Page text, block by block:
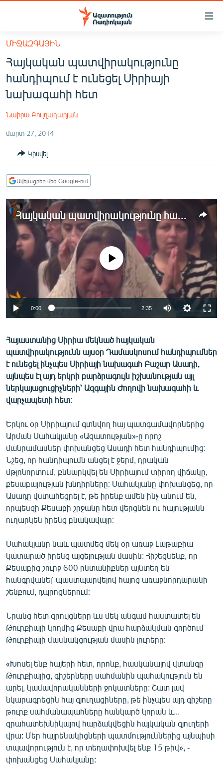
Մատչելիության
հիմնական
բովանդակությանը
Անցնել
հիմնական
մենյուին
ՀԱՅԱՍՏԱՆ
ՔԱՂԱՔԱԿԱՆ
ՏՆՏԵՍՈՒԹՅՈՒՆ
ՂԱՐԱԲԱՂ
ՏԱՐԱԾԱՇՐՋԱՆ
ՄԻՋԱԶԳԱՅԻՆ
ՄՇԱԿՈՒՅԹ
ՄԵԿՆԱԲԱՆՈՒԹՅՈՒՆ
ՏՏ ԵՒ ԻՆՏԵՐՆԵՏ
ԱՐԽԻՎ
ՏԵՍԱՆՅՈՒԹԵՐ
ԲԱՆԱՎԵՃ
ՁԳՏԵԼՈՎ ԼԱՎԱԳՈՒՅՆԻՆ
Հայերեն
English
Русский
ՀԵՏԵՎԵՔ ՄԵԶ
«Ազատության» բոլոր կայքերը
ՄԻՋԱԶԳԱՅԻՆ
Հայկական պատվիրակությունը
հանդիպում է ունեցել Սիրիայի
նախագահի հետ
Նաիրա Բուլղադարյան
մարտ 27, 2014
Կիսվել
Ավելացրեք մեզ Google-ում
Հայկական պատվիրակությունը հանդիպում է ունեցել Սիրիայի նախագահի հետ
No media source currently available
0:00 2:35
Հայաստանից Սիրիա մեկնած հայկական
պատվիրակությունն այսօր Դամասկոսում հանդիպումներ
է ունեցել ինչպես Սիրիայի նախագահ Բաշար Ասադի,
այնպես էլ այդ երկրի բարձրագույն իշխանության այլ
ներկայացուցիչների՝ Ազգային Ժողովի նախագահի և
վարչապետի հետ։
Երկու օր Սիրիայում գտնվող հայ պատգամավորներից
Արման Սահակյանը «Ազատության»-ը որոշ
մանրամասներ փոխանցեց Ասադի հետ հանդիպումից։
Նշեց, որ հանդիպումն անցել է ջերմ, դրական
մթլոնորտում, քննարկվել են Սիրիայում տիրող վիճակը,
քեսաբայության խնդիրները։ Սահակյանը փոխանցեց, որ
Ասադը վստահեցրել է, թե իրենք ամեն ինչ անում են,
որպեսզի Քեսաբի շրջանը հետ վերցնեն ու հայությանն
ուղարկեն իրենց բնակավայր։
Սահակյանը նաև պատմեց մեկ օր առաջ Լաթաքիա
կատարած իրենց այցելության մասին: Հիշեցնենք, որ
Քեսաբից շուրջ 600 ընտանիքներ այնտեղ են
հանգրվանել՝ պաստպարվելով հայոց առաջնորդարանի
շենքում, դպրոցներում։
Նրանց հետ զրույցները ևս մեկ անգամ հաստատել են
Թուրքիայի կողմից Քեսաբի վրա հարձակման գործում
Թուրքիայի մասնակցության մասին լուրերը։
«Խոսել ենք հայերի հետ, որոնք, հասկանալով վտանգը
Թուրքիայից, գիշերները սահմանին պահակություն են
արել, կամավորականների ջոկատները: Շատ լավ
նկարագրեցին հայ գյուղացիները, թե ինչպես այդ գիշերը
թուրք սահմանապահները հանկարծ կորան և...
զրահատեխնիկայով հարձակվեցին հայկական գյուղերի
վրա: Մեր հայրենակիցների պատմություններից այնպիսի
տպավորություն է, որ տեղափոխվել ենք 15 թիվ», -
փոխանցեց Սահակյանը: